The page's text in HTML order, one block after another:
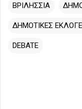
ΒΡΙΛΗΣΣΙΑ
ΔΗΜΟΤΙΚΕΣ
DEBATE